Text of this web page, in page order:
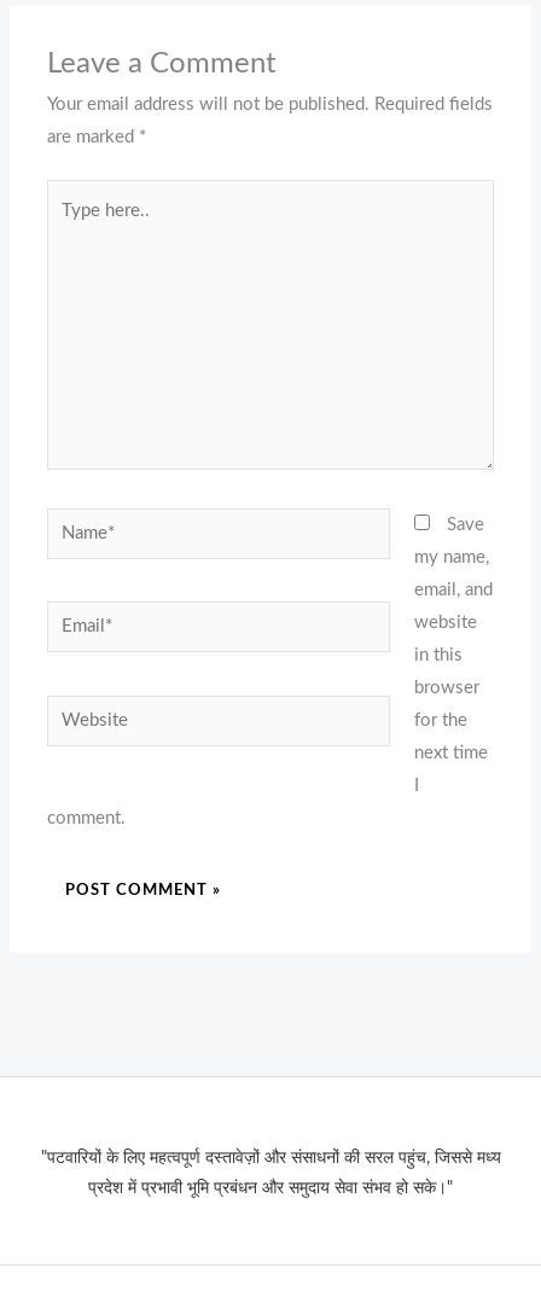
Leave a Comment
Your email address will not be published. Required fields
are marked *
Name*
Email*
Website
Save
my name,
email, and
website
in this
browser
for the
next time
comment.
"पटवारियों के लिए महत्वपूर्ण दस्तावेज़ों और संसाधनों की सरल पहुंच, जिससे मध्य
प्रदेश में प्रभावी भूमि प्रबंधन और समुदाय सेवा संभव हो सके।"